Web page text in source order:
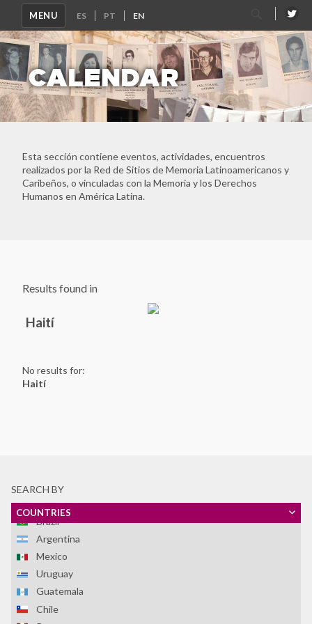
MENU
Search
for:
CALENDAR
Esta sección contiene eventos, actividades, encuentros
realizados por la Red de Sitios de Memoria Latinoamericanos y
Caribeños, o vinculadas con la Memoria y los Derechos
Humanos en América Latina.
Results found in
Haití
No results for:
Haití
SEARCH BY
COUNTRIES
Ver Todos
Honduras
Brazil
Argentina
Mexico
Uruguay
Guatemala
Chile